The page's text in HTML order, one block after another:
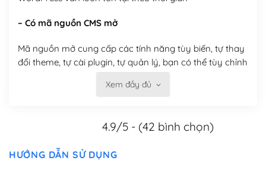
– Có mã nguồn CMS mở
Mã nguồn mở cung cấp các tính năng tùy biến, tự thay
đổi theme, tự cài plugin, tự quản lý, bạn có thể tùy chỉnh
Có thể tùy biến trên website WordPress
Xem đầy đủ
4.9/5 - (42 bình chọn)
HƯỚNG DẪN SỬ DỤNG